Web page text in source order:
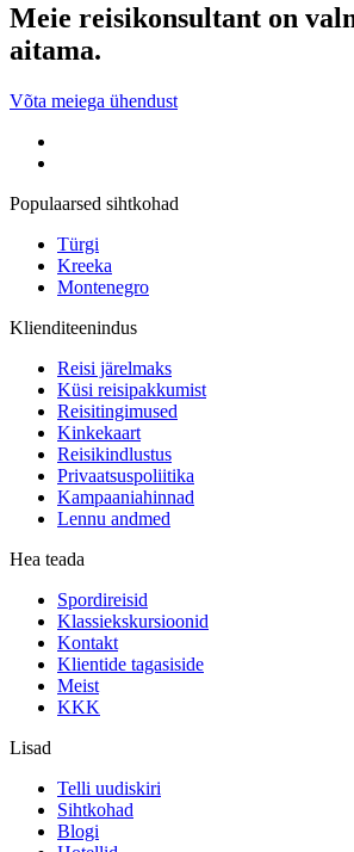
Meie reisikonsultant on
aitama.
Võta meiega ühendust
Populaarsed sihtkohad
Türgi
Kreeka
Montenegro
Klienditeenindus
Reisi järelmaks
Küsi reisipakkumist
Reisitingimused
Kinkekaart
Reisikindlustus
Privaatsuspoliitika
Kampaaniahinnad
Lennu andmed
Hea teada
Spordireisid
Klassiekskursioonid
Kontakt
Klientide tagasiside
Meist
KKK
Lisad
Telli uudiskiri
Sihtkohad
Blogi